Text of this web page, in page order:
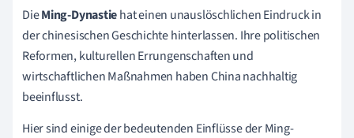
DieMing-Dynastiehat einen unauslöschlichen Eindruck in
der chinesischen Geschichte hinterlassen. Ihre politischen
Reformen, kulturellen Errungenschaften und
wirtschaftlichen Maßnahmen haben China nachhaltig
beeinflusst.
Hier sind einige der bedeutenden Einflüsse der Ming-